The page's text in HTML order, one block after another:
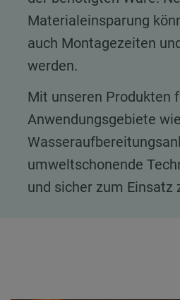
Materialeinsparung
auch Montagezeiten
werden.
Mit unseren Produkten
Anwendungsgebiete
umweltschonende
und sicher zum Einsatz